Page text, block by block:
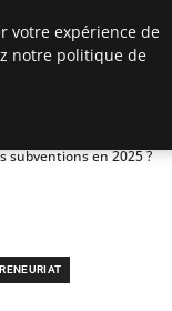
subventions en 2025 ?
votre expérience de
notre politique de